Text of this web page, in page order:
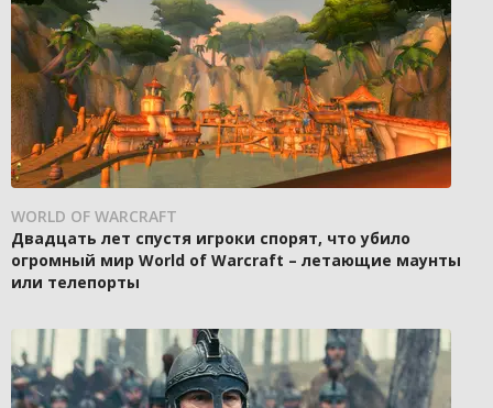
WORLD OF WARCRAFT
Двадцать лет спустя игроки спорят, что убило
огромный мир World of Warcraft – летающие маунты
или телепорты